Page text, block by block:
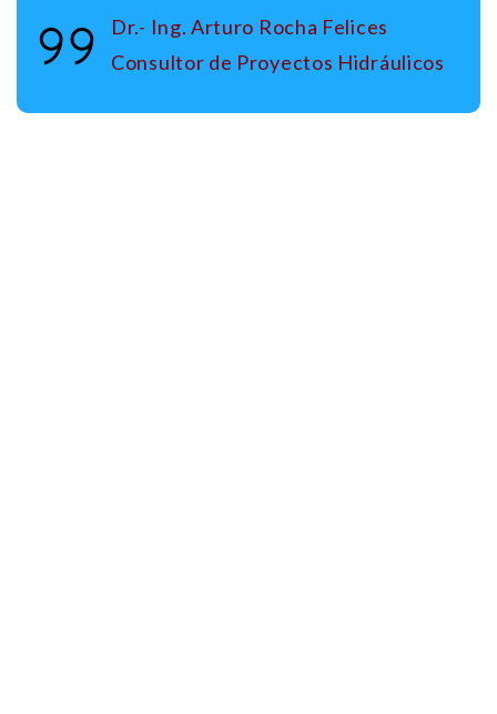
Dr.- Ing. Arturo Rocha Felices
Consultor de Proyectos Hidráulicos